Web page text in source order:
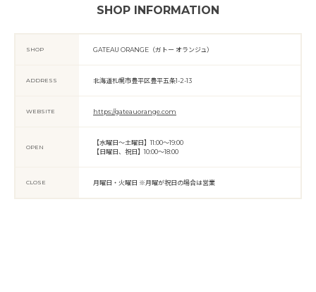
SHOP INFORMATION
SHOP GATEAU ORANGE（ガトー オランジュ）
ADDRESS 北海道札幌市豊平区豊平五条1-2-13
WEBSITE https://gateauorange.com
OPEN
【水曜日～土曜日】11:00〜19:00
【日曜日、祝日】10:00〜18:00
CLOSE 月曜日・火曜日 ※月曜が祝日の場合は営業